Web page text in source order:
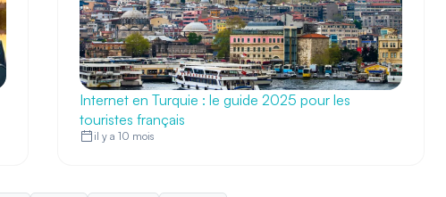
Internet en Turquie : le guide 2025 pour les
touristes français
il y a 10 mois